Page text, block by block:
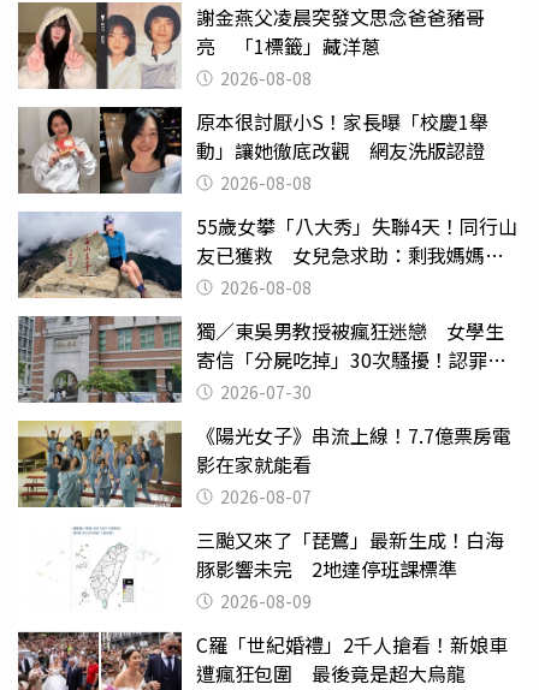
謝金燕父凌晨突發文思念爸爸豬哥
亮 「1標籤」藏洋蔥
2026-08-08
原本很討厭小S！家長曝「校慶1舉
動」讓她徹底改觀 網友洗版認證
2026-08-08
55歲女攀「八大秀」失聯4天！同行山
友已獲救 女兒急求助：剩我媽媽還
沒找到
2026-08-08
獨／東吳男教授被瘋狂迷戀 女學生
寄信「分屍吃掉」30次騷擾！認罪免
關 2026-07-30
《陽光女子》串流上線！7.7億票房電
影在家就能看
2026-08-07
三颱又來了「琵鷺」最新生成！白海
豚影響未完 2地達停班課標準
2026-08-09
C羅「世紀婚禮」2千人搶看！新娘車
遭瘋狂包圍 最後竟是超大烏龍